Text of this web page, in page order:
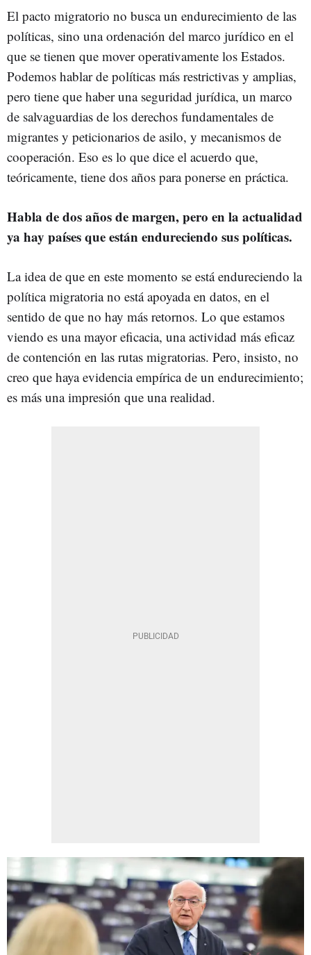
El pacto migratorio no busca un endurecimiento de las
políticas, sino una ordenación del marco jurídico en el
que se tienen que mover operativamente los Estados.
Podemos hablar de políticas más restrictivas y amplias,
pero tiene que haber una seguridad jurídica, un marco
de salvaguardias de los derechos fundamentales de
migrantes y peticionarios de asilo, y mecanismos de
cooperación. Eso es lo que dice el acuerdo que,
teóricamente, tiene dos años para ponerse en práctica.
Habla de dos años de margen, pero en la actualidad
ya hay países que están endureciendo sus políticas.
La idea de que en este momento se está endureciendo la
política migratoria no está apoyada en datos, en el
sentido de que no hay más retornos. Lo que estamos
viendo es una mayor eficacia, una actividad más eficaz
de contención en las rutas migratorias. Pero, insisto, no
creo que haya evidencia empírica de un endurecimiento;
es más una impresión que una realidad.